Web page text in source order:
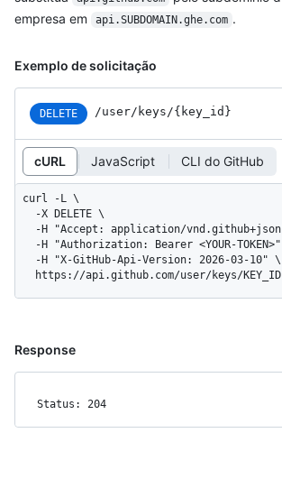
empresa em
api.SUBDOMAIN.ghe.com .
Exemplo de solicitação
DELETE /user/keys/{key_id}
cURL JavaScript CLI do GitHub
curl -L \
  https://api.github.com/user/keys/KEY_ID
Response
Status: 204